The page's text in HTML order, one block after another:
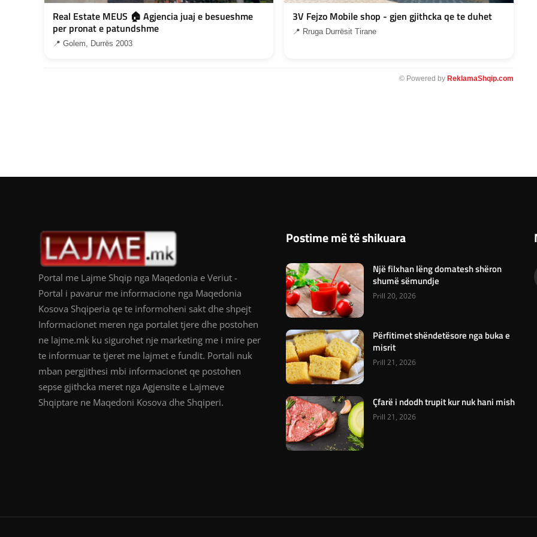
Real Estate MEUS 🏠 Agjencia juaj e besueshme
per pronat e patundshme
📍 Golem, Durrës 2003
3V Fejzo Mobile shop - gjen gjithcka qe te duhet
📍 Rruga Durrësit Tirane
© Powered by ReklamaShqip.com
Portal me Lajme Shqip nga Maqedonia e Veriut -
Portal i pavarur me informacione nga Maqedonia
Kosova Shqiperia qe te informoheni sakt dhe shpejt
Informacionet meren nga portalet tjere dhe postohen
ne lajme.mk ku sigurohet nje marketing me i mire per
te informuar te tjeret me lajmet e fundit. Portali nuk
mban pergjithesi mbi informacionet qe postohen
sepse gjithcka meret nga Agjensite e Lajmeve
Shqiptare ne Maqedoni Kosova dhe Shqiperi.
Postime më të shikuara
Një filxhan lëng domatesh shëron
shumë sëmundje
Prill 20, 2026
Përfitimet shëndetësore nga buka e
misrit
Prill 21, 2026
Çfarë i ndodh trupit kur nuk hani mish
Prill 21, 2026